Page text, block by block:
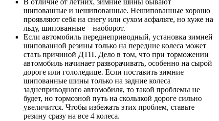
В отличие от летних, зимние шины бывают
шипованные и нешипованные. Нешипованные хорошо
проявляют себя на снегу или сухом асфальте, но хуже на
льду, шипованные – наоборот.
Если автомобиль переднеприводный, установка зимней
шипованной резины только на передние колеса может
стать причиной ДТП. Дело в том, что при торможении
автомобиль начинает разворачивать, особенно на сырой
дороге или гололедице. Если поставить зимние
шипованные шины только на задние колеса
заднеприводного автомобиля, то такой проблемы не
будет, но тормозной путь на скользкой дороге сильно
увеличится. Чтобы избежать этих проблем, ставьте
резину сразу на все 4 колеса.